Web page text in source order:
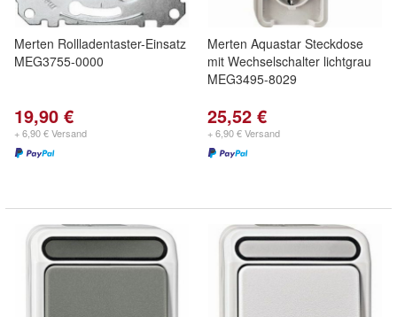
Merten Rollladentaster-Einsatz
MEG3755-0000
19,90 €
+ 6,90 € Versand
Merten Aquastar Steckdose
mit Wechselschalter lichtgrau
MEG3495-8029
25,52 €
+ 6,90 € Versand